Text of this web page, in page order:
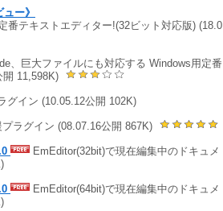
ュー》
番テキストエディター!(32ビット対応版) (18.0
、巨大ファイルにも対応する Windows用定番
開 11,598K)
グイン (10.05.12公開 102K)
ラグイン (08.07.16公開 867K)
EmEditor(32bit)で現在編集中のドキュメ
EmEditor(64bit)で現在編集中のドキュメ